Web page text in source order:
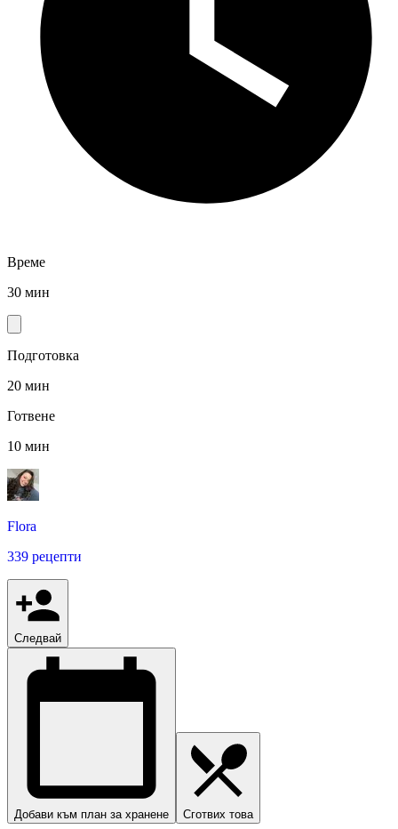
Време
30 мин
Подготовка
20 мин
Готвене
10 мин
Flora
339 рецепти
Следвай
Добави към план за хранене Сготвих това